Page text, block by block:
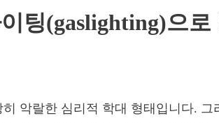
팅(gaslighting)으로
악랄한 심리적 학대 형태입니다. 그